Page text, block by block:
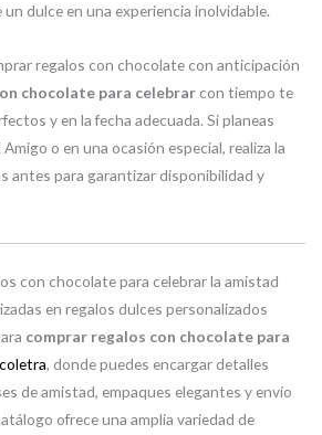
dulce en una experiencia inolvidable.
regalos con chocolate con anticipación
chocolate para celebrar con tiempo te
y en la fecha adecuada. Si planeas
o en una ocasión especial, realiza la
antes para garantizar disponibilidad y
con chocolate para celebrar la amistad
en regalos dulces personalizados
comprar regalos con chocolate para
, donde puedes encargar detalles
de amistad, empaques elegantes y envío
ofrece una amplia variedad de